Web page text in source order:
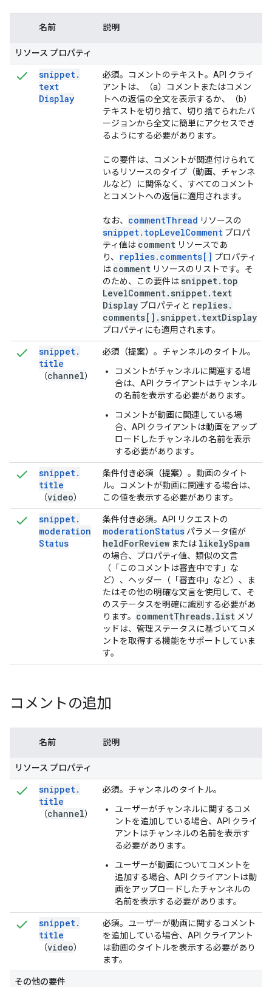
名前 説明
リソース プロパティ
snippet.
text
Display
必須。コメントのテキスト。API クライ
アントは、（a）コメントまたはコメン
トへの返信の全文を表示するか、（b）
テキストを切り捨て、切り捨てられたバ
ージョンから全文に簡単にアクセスでき
るようにする必要があります。
この要件は、コメントが関連付けられて
いるリソースのタイプ（動画、チャンネ
ルなど）に関係なく、すべてのコメント
とコメントへの返信に適用されます。
なお、 commentThread リソースの
snippet. topLevelComment プロパ
ティ値は comment リソースであ
り、
replies. comments[] プロパティ
は comment リソースのリストです。そ
のため、この要件は snippet. top
LevelComment. snippet. text
Display プロパティと replies.
comments[] . snippet. textDisplay
プロパティにも適用されます。
snippet.
title
（channel）
必須（提案） 。チャンネルのタイトル。
コメントがチャンネルに関連する場
合は、API クライアントはチャンネル
の名前を表示する必要があります。
コメントが動画に関連している場
合、API クライアントは動画をアップ
ロードしたチャンネルの名前を表示
する必要があります。
snippet.
title
（video）
条件付き必須（提案） 。動画のタイト
ル。コメントが動画に関連する場合は、
この値を表示する必要があります。
snippet.
moderation
Status
条件付き必須。API リクエストの
moderationStatus パラメータ値が
heldForReview または likelySpam
の場合、プロパティ値、類似の文言
（「このコメントは審査中です」な
ど）、ヘッダー（「審査中」など）、ま
たはその他の明確な文言を使用して、そ
のステータスを明確に識別する必要があ
ります。 commentThreads. list メソ
ッドは、管理ステータスに基づいてコメ
ントを取得する機能をサポートしていま
す。
コメントの追加
名前 説明
リソース プロパティ
snippet.
title
（channel）
必須。チャンネルのタイトル。
ユーザーがチャンネルに関するコメ
ントを追加している場合、API クライ
アントはチャンネルの名前を表示す
る必要があります。
ユーザーが動画についてコメントを
追加する場合、API クライアントは動
画をアップロードしたチャンネルの
名前を表示する必要があります。
snippet.
title
（video）
必須。ユーザーが動画に関するコメント
を追加している場合、API クライアント
は動画のタイトルを表示する必要があり
ます。
その他の要件